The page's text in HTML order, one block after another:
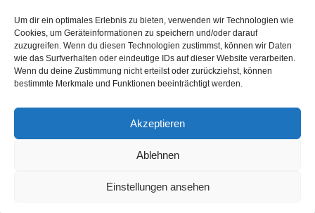
Um dir ein optimales Erlebnis zu bieten, verwenden wir Technologien wie
Cookies, um Geräteinformationen zu speichern und/oder darauf
zuzugreifen. Wenn du diesen Technologien zustimmst, können wir Daten
wie das Surfverhalten oder eindeutige IDs auf dieser Website verarbeiten.
Wenn du deine Zustimmung nicht erteilst oder zurückziehst, können
bestimmte Merkmale und Funktionen beeinträchtigt werden.
Akzeptieren
Ablehnen
Einstellungen ansehen
Designed
Impressum
Datenschutzerklärung